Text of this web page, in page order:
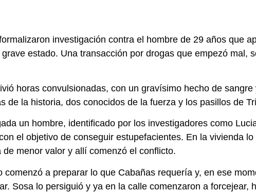
investigación contra el hombre de 29 años que
estado. Una transacción por drogas que empezó mal,
horas convulsionadas, con un gravísimo hecho de
de la historia, dos conocidos de la fuerza y los pasillos de
un hombre, identificado por los investigadores como
el objetivo de conseguir estupefacientes. En la vivienda
menor valor y allí comenzó el conflicto.
a preparar lo que Cabañas requería y, en ese
Sosa lo persiguió y ya en la calle comenzaron a forcejear,